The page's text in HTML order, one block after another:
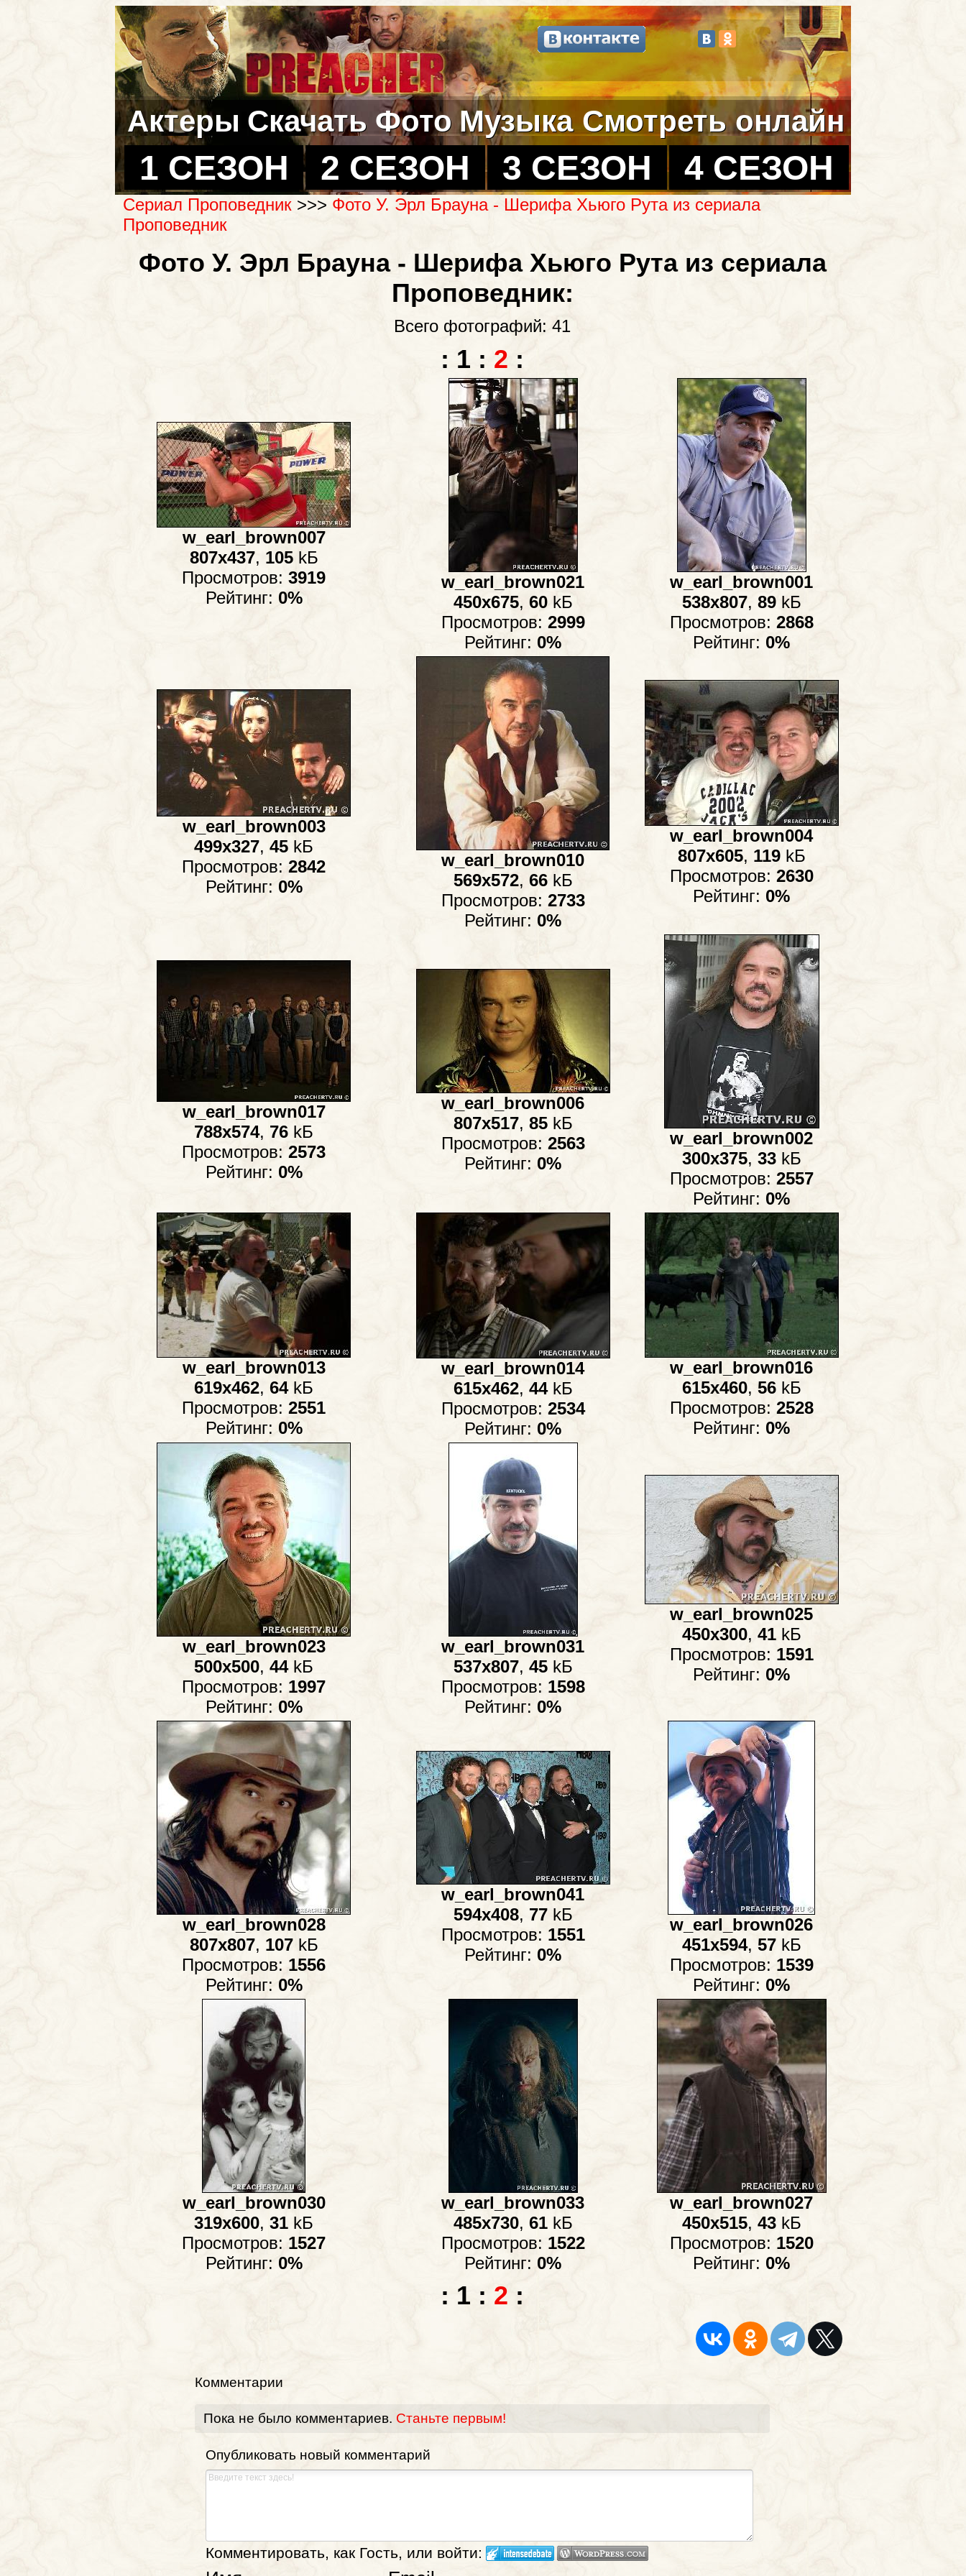
Актеры Скачать Фото Музыка Смотреть онлайн
1 СЕЗОН 2 СЕЗОН 3 СЕЗОН 4 СЕЗОН
Сериал Проповедник>>> Фото У. Эрл Брауна - Шерифа Хьюго Рута из сериала
Проповедник
Фото У. Эрл Брауна - Шерифа Хьюго Рута из сериала
Проповедник:
Всего фотографий: 41
: 1 : 2 :
w_earl_brown007
807x437, 105kБ
Просмотров: 3919
Рейтинг: 0%
w_earl_brown021
450x675, 60kБ
Просмотров: 2999
Рейтинг: 0%
w_earl_brown001
538x807, 89kБ
Просмотров: 2868
Рейтинг: 0%
w_earl_brown003
499x327, 45 kБ
Просмотров: 2842
Рейтинг: 0%
w_earl_brown010
569x572, 66kБ
Просмотров: 2733
Рейтинг: 0%
w_earl_brown004
807x605, 119kБ
Просмотров: 2630
Рейтинг: 0%
w_earl_brown017
788x574, 76 kБ
Просмотров: 2573
Рейтинг: 0%
w_earl_brown006
807x517, 85kБ
Просмотров: 2563
Рейтинг: 0%
w_earl_brown002
300x375, 33kБ
Просмотров: 2557
Рейтинг: 0%
w_earl_brown013
619x462, 64kБ
Просмотров: 2551
Рейтинг: 0%
w_earl_brown014
615x462, 44kБ
Просмотров: 2534
Рейтинг: 0%
w_earl_brown016
615x460, 56kБ
Просмотров: 2528
Рейтинг: 0%
w_earl_brown023
500x500, 44kБ
Просмотров: 1997
Рейтинг: 0%
w_earl_brown031
537x807, 45kБ
Просмотров: 1598
Рейтинг: 0%
w_earl_brown025
450x300, 41kБ
Просмотров: 1591
Рейтинг: 0%
w_earl_brown028
807x807, 107kБ
Просмотров: 1556
Рейтинг: 0%
w_earl_brown041
594x408, 77kБ
Просмотров: 1551
Рейтинг: 0%
w_earl_brown026
451x594, 57kБ
Просмотров: 1539
Рейтинг: 0%
w_earl_brown030
319x600, 31 kБ
Просмотров: 1527
Рейтинг: 0%
w_earl_brown033
485x730, 61kБ
Просмотров: 1522
Рейтинг: 0%
w_earl_brown027
450x515, 43kБ
Просмотров: 1520
Рейтинг: 0%
: 1 : 2 :
Комментарии
Пока не было комментариев. Станьте первым!
Опубликовать новый комментарий
Комментировать, как Гость, или войти: